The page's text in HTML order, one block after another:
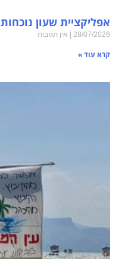
אפליקציית שעון נוכחות
28/07/2026 אין תגובות
קרא עוד »